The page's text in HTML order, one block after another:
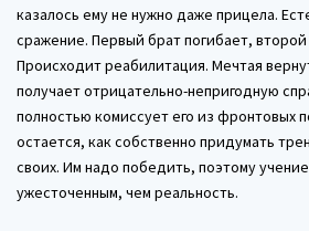
казалось ему не нужно даже прицела.
сражение. Первый брат погибает,
Происходит реабилитация. Мечтая
получает отрицательно-непригодную
полностью комиссует его из фронтовых
остается, как собственно придумать
своих. Им надо победить, поэтому
ужесточенным, чем реальность.